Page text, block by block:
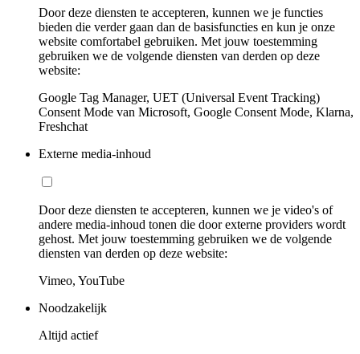
Door deze diensten te accepteren, kunnen we je functies
bieden die verder gaan dan de basisfuncties en kun je onze
website comfortabel gebruiken. Met jouw toestemming
gebruiken we de volgende diensten van derden op deze
website:
Google Tag Manager, UET (Universal Event Tracking)
Consent Mode van Microsoft, Google Consent Mode, Klarna,
Freshchat
Externe media-inhoud
Door deze diensten te accepteren, kunnen we je video's of
andere media-inhoud tonen die door externe providers wordt
gehost. Met jouw toestemming gebruiken we de volgende
diensten van derden op deze website:
Vimeo, YouTube
Noodzakelijk
Altijd actief